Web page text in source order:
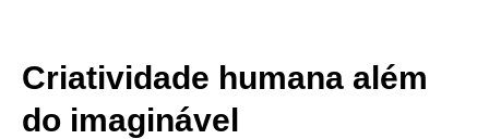
Criatividade humana além
do imaginável